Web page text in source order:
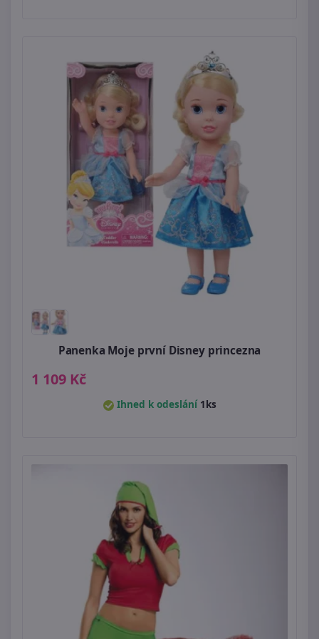
Panenka Moje první Disney princezna
1 109 Kč
Ihned k odeslání 1ks